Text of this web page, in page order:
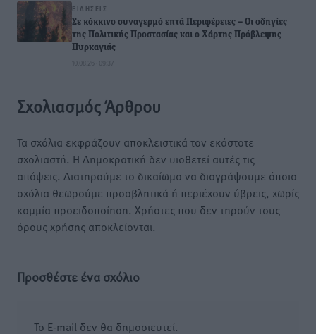
ΕΙΔΉΣΕΙΣ
Σε κόκκινο συναγερμό επτά Περιφέρειες – Οι οδηγίες
της Πολιτικής Προστασίας και ο Χάρτης Πρόβλεψης
Πυρκαγιάς
10.08.26 · 09:37
Σχολιασμός Άρθρου
Τα σχόλια εκφράζουν αποκλειστικά τον εκάστοτε
σχολιαστή. Η Δημοκρατική δεν υιοθετεί αυτές τις
απόψεις. Διατηρούμε το δικαίωμα να διαγράψουμε όποια
σχόλια θεωρούμε προσβλητικά ή περιέχουν ύβρεις, χωρίς
καμμία προειδοποίηση. Χρήστες που δεν τηρούν τους
όρους χρήσης αποκλείονται.
Προσθέστε ένα σχόλιο
Το E-mail δεν θα δημοσιευτεί.